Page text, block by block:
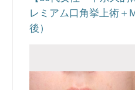
レミアム口角挙上術＋
後）